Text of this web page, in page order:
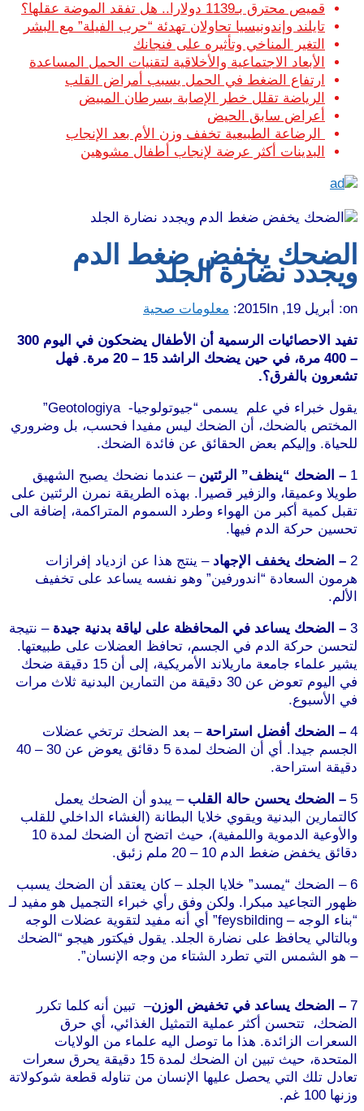
قميص محترق بـ1139 دولارا.. هل تفقد الموضة عقلها؟
تايلند وإندونيسيا تحاولان تهدئة “حرب الفيلة” مع البشر
التغير المناخي وتأثيره على فنجانك
الأبعاد الاجتماعية والأخلاقية لتقنيات الحمل المساعدة
ارتفاع الضغط في الحمل يسبب أمراض القلب
الرياضة تقلل خطر الإصابة بسرطان المبيض
أعراض سابق الحيض
الرضاعة الطبيعية تخفف وزن الأم بعد الإنجاب
البدينات أكثر عرضة لإنجاب أطفال مشوهين
الضحك يخفض ضغط الدم
ويجدد نضارة الجلد
on: أبريل 19, 2015 In: معلومات صحية
تفيد الاحصائيات الرسمية أن الأطفال يضحكون في اليوم 300
– 400 مرة، في حين يضحك الراشد 15 – 20 مرة. فهل
تشعرون بالفرق؟.
يقول خبراء في علم يسمى “جيوتولوجيا- Geotologiya”
المختص بالضحك، أن الضحك ليس مفيدا فحسب، بل وضروري
للحياة. وإليكم بعض الحقائق عن فائدة الضحك.
1 – الضحك “ينظف” الرئتين – عندما نضحك يصبح الشهيق
طويلا وعميقا، والزفير قصيرا. بهذه الطريقة نمرن الرئتين على
تقبل كمية أكبر من الهواء وطرد السموم المتراكمة، إضافة الى
تحسين حركة الدم فيها.
2 – الضحك يخفف الإجهاد – ينتج هذا عن ازدياد إفرازات
هرمون السعادة “اندورفين” وهو نفسه يساعد على تخفيف
الألم.
3 – الضحك يساعد في المحافظة على لياقة بدنية جيدة – نتيجة
لتحسن حركة الدم في الجسم، تحافظ العضلات على طبيعتها.
يشير علماء جامعة ماريلاند الأمريكية، إلى أن 15 دقيقة ضحك
في اليوم تعوض عن 30 دقيقة من التمارين البدنية ثلاث مرات
في الأسبوع.
4 – الضحك أفضل استراحة – بعد الضحك ترتخي عضلات
الجسم جيدا. أي أن الضحك لمدة 5 دقائق يعوض عن 30 – 40
دقيقة استراحة.
5 – الضحك يحسن حالة القلب – يبدو أن الضحك يعمل
كالتمارين البدنية ويقوي خلايا البطانة (الغشاء الداخلي للقلب
والأوعية الدموية واللمفية)، حيث اتضح أن الضحك لمدة 10
دقائق يخفض ضغط الدم 10 – 20 ملم زئبق.
6 – الضحك “يمسد” خلايا الجلد – كان يعتقد أن الضحك يسبب
ظهور التجاعيد مبكرا. ولكن وفق رأي خبراء التجميل هو مفيد لـ
“بناء الوجه – feysbilding” أي أنه مفيد لتقوية عضلات الوجه
وبالتالي يحافظ على نضارة الجلد. يقول فيكتور هيجو “الضحك
– هو الشمس التي تطرد الشتاء من وجه الإنسان”.
7 – الضحك يساعد في تخفيض الوزن– تبين أنه كلما تكرر
الضحك، تتحسن أكثر عملية التمثيل الغذائي، أي حرق
السعرات الزائدة. هذا ما توصل اليه علماء من الولايات
المتحدة، حيث تبين ان الضحك لمدة 15 دقيقة يحرق سعرات
تعادل تلك التي يحصل عليها الإنسان من تناوله قطعة شوكولاتة
وزنها 100 غم.